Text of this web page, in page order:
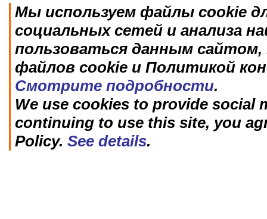
Мы используем файлы cookie
социальных сетей и анализа
пользоваться данным
файлов cookie и Политикой
Смотрите подробности.
We use cookies to provide social
continuing to use this site, you
Policy. See details.